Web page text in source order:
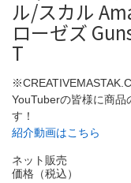
ル/スカル
ローゼズ
T
YouTuberの皆様に商品
す！
紹介動画はこちら
ネット販売
価格（税込）